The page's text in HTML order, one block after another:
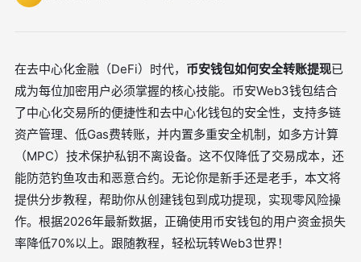
在去中心化金融（DeFi）时代， 币安钱包如何安全转账提现已
成为每位加密用户必须掌握的核心技能。币安Web3钱包结合
了中心化交易所的便捷性和去中心化钱包的安全性，支持多链
资产管理、低Gas费转账，并内置多重安全机制，如多方计算
（MPC）技术保护私钥不离设备。这不仅降低了交易成本，还
能防范钓鱼攻击和恶意合约。无论你是新手还是老手，本文将
提供分步教程，帮助你从创建钱包到成功提现，实现零风险操
作。根据2026年最新数据，正确使用币安钱包的用户资金损失
率降低70%以上。跟随教程，轻松玩转Web3世界！